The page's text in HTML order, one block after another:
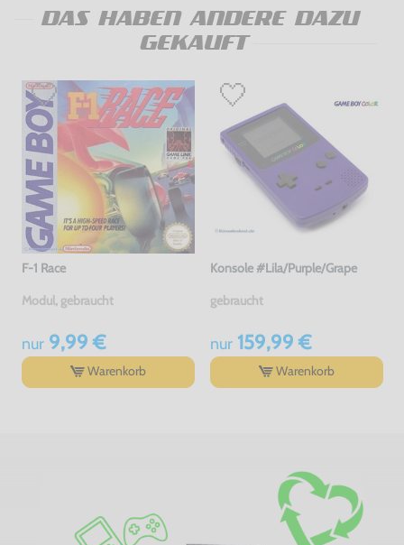
DAS HABEN ANDERE DAZU
GEKAUFT
F-1 Race
Modul, gebraucht
nur9,99 €
Warenkorb
Konsole #Lila/Purple/Grape
gebraucht
nur159,99 €
Warenkorb